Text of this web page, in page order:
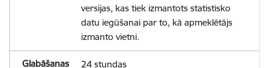
versijas, kas tiek izmantots statistisko
datu iegūšanai par to, kā apmeklētājs
izmanto vietni.
24 stundas